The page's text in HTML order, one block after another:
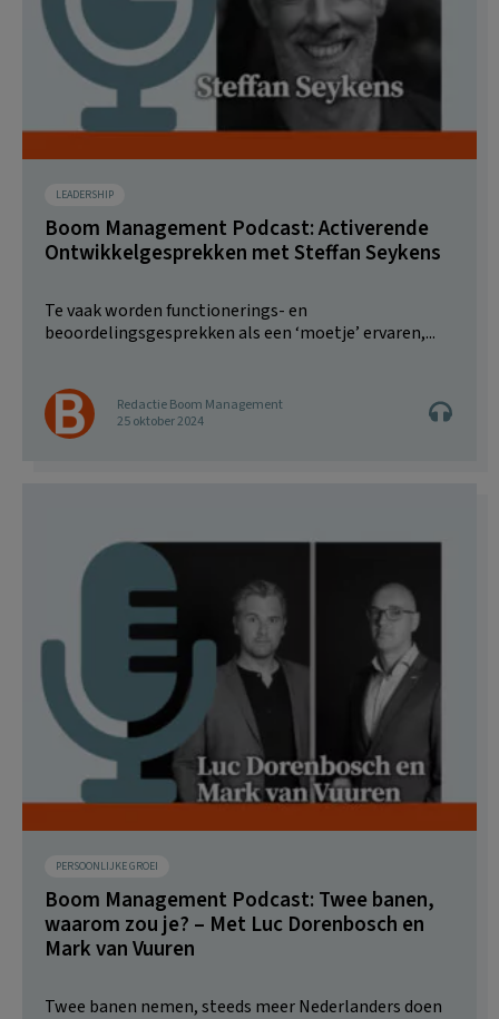
LEADERSHIP
Boom Management Podcast: Activerende
Ontwikkelgesprekken met Steffan Seykens
Te vaak worden functionerings- en
beoordelingsgesprekken als een ‘moetje’ ervaren,...
Redactie Boom Management
25 oktober 2024
PERSOONLIJKE GROEI
Boom Management Podcast: Twee banen,
waarom zou je? – Met Luc Dorenbosch en
Mark van Vuuren
Twee banen nemen, steeds meer Nederlanders doen